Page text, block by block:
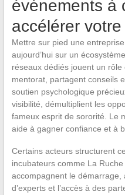
événements à
accélérer
Mettre sur pied une
aujourd’hui sur un
réseaux dédiés jouent un rôle
mentorat, partagent conseils
soutien psychologique
visibilité, démultiplient les
fameux esprit de sororité. Le
aide à gagner confiance et à
Certains acteurs structurent
incubateurs comme La
accompagnent le démarrage,
d’experts et l’accès à des